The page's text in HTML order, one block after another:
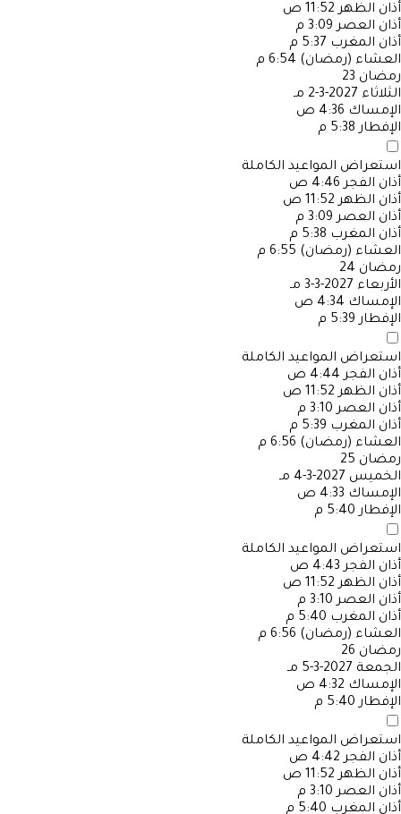
أذان الظهر 11:52 ص
أذان العصر 3:09 م
أذان المغرب 5:37 م
العشاء (رمضان) 6:54 م
رمضان 23
الثلاثاء 2027-3-2 مـ
الإمساك 4:36 ص
الإفطار 5:38 م
استعراض المواعيد الكاملة
أذان الفجر 4:46 ص
أذان الظهر 11:52 ص
أذان العصر 3:09 م
أذان المغرب 5:38 م
العشاء (رمضان) 6:55 م
رمضان 24
الأربعاء 2027-3-3 مـ
الإمساك 4:34 ص
الإفطار 5:39 م
استعراض المواعيد الكاملة
أذان الفجر 4:44 ص
أذان الظهر 11:52 ص
أذان العصر 3:10 م
أذان المغرب 5:39 م
العشاء (رمضان) 6:56 م
رمضان 25
الخميس 2027-3-4 مـ
الإمساك 4:33 ص
الإفطار 5:40 م
استعراض المواعيد الكاملة
أذان الفجر 4:43 ص
أذان الظهر 11:52 ص
أذان العصر 3:10 م
أذان المغرب 5:40 م
العشاء (رمضان) 6:56 م
رمضان 26
الجمعة 2027-3-5 مـ
الإمساك 4:32 ص
الإفطار 5:40 م
استعراض المواعيد الكاملة
أذان الفجر 4:42 ص
أذان الظهر 11:52 ص
أذان العصر 3:10 م
أذان المغرب 5:40 م